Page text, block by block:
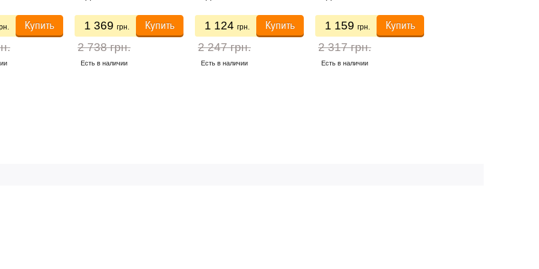
Купить 1 369 грн. Купить
2 738 грн.
Есть в наличии
1 124 грн. Купить
2 247 грн.
Есть в наличии
1 159 грн. Купить
2 317 грн.
Есть в наличии